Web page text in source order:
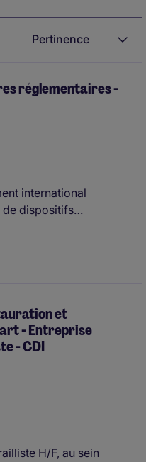
Pertinence
réglementaires -
international
de dispositifs
et affaires
accompagner le
et
- Entreprise
- CDI
H/F, au sein